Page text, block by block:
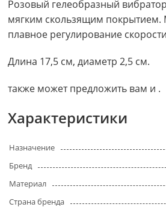
Розовый гелеобразный
мягким скользящим покрытием.
плавное регулирование
Длина 17,5 см, диаметр 2,5 см.
также может предложить вам и .
Характеристики
Назначение
Бренд
Материал
Страна бренда